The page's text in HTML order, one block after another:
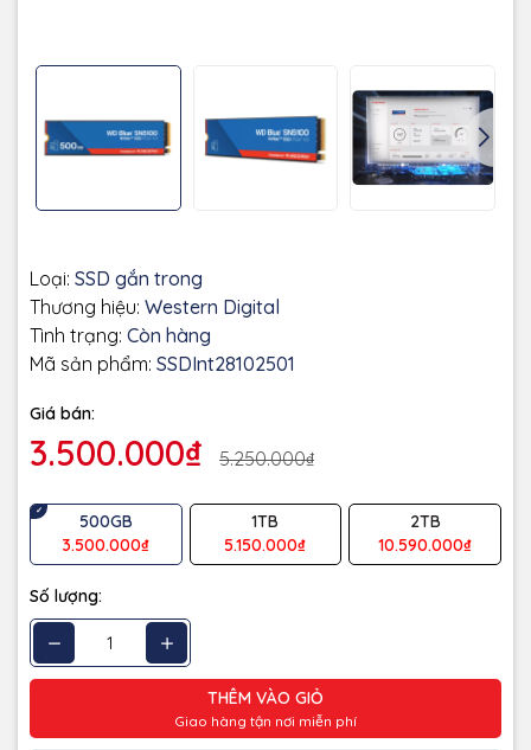
Loại: SSD gắn trong
Thương hiệu: Western Digital
Tình trạng: Còn hàng
Mã sản phẩm: SSDInt28102501
Giá bán:
3.500.000₫ 5.250.000₫
500GB
3.500.000₫
1TB
5.150.000₫
2TB
10.590.000₫
Số lượng:
THÊM VÀO GIỎ
Giao hàng tận nơi miễn phí